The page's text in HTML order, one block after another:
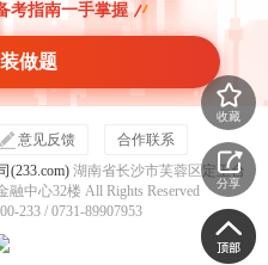
考指南一手掌握
做题
意见反馈
合作联系
(233.com)湖南省长沙市芙蓉区定王台
中心32楼 All Rights Reserved
233 / 0731-89907953
收藏
分享